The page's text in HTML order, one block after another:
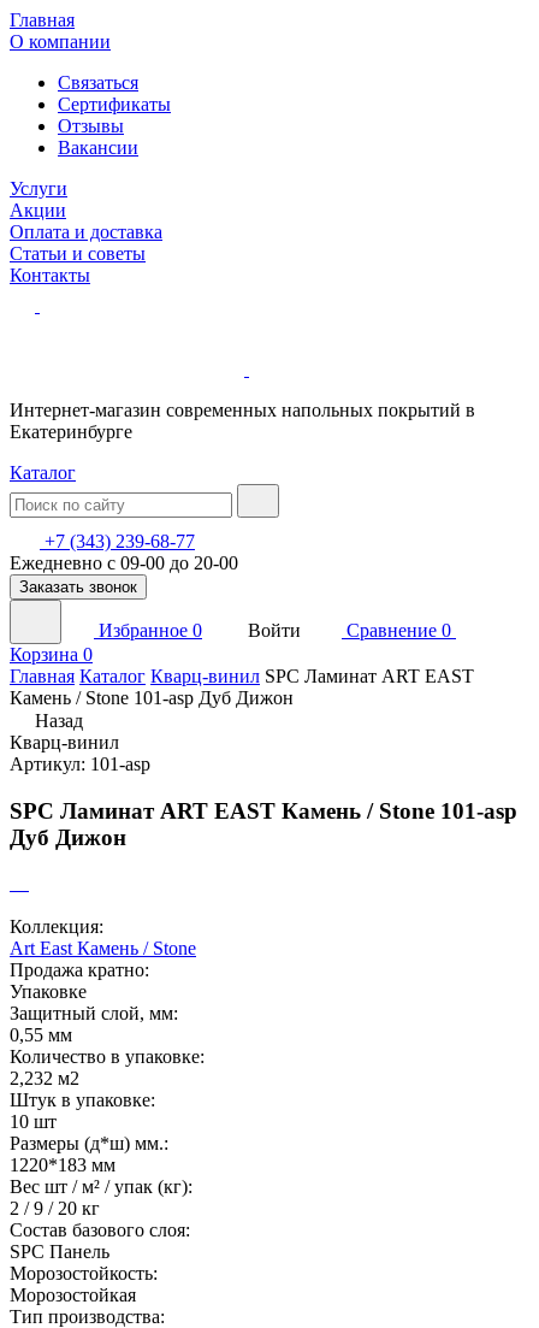
Главная
О компании
Связаться
Сертификаты
Отзывы
Вакансии
Услуги
Акции
Оплата и доставка
Статьи и советы
Контакты
Интернет-магазин современных напольных покрытий в
Екатеринбурге
Каталог
+7 (343) 239-68-77
Ежедневно с 09-00 до 20-00
Заказать звонок
Избранное 0 Войти Сравнение 0
Корзина 0
Главная Каталог Кварц-винил SPC Ламинат ART EAST
Камень / Stone 101-asp Дуб Дижон
Назад
Кварц-винил
Артикул: 101-asp
SPC Ламинат ART EAST Камень / Stone 101-asp
Дуб Дижон
Коллекция:
Art East Камень / Stone
Продажа кратно:
Упаковке
Защитный слой, мм:
0,55 мм
Количество в упаковке:
2,232 м2
Штук в упаковке:
10 шт
Размеры (д*ш) мм.:
1220*183 мм
Вес шт / м² / упак (кг):
2 / 9 / 20 кг
Состав базового слоя:
SPC Панель
Морозостойкость:
Морозостойкая
Тип производства: